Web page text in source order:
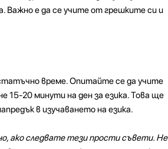
Важно е да се учите от грешките си и
време. Опитайте се да учите
15-20 минути на ден за езика. Това ще
в изучаването на езика.
ако следвате тези прости съвети. Не